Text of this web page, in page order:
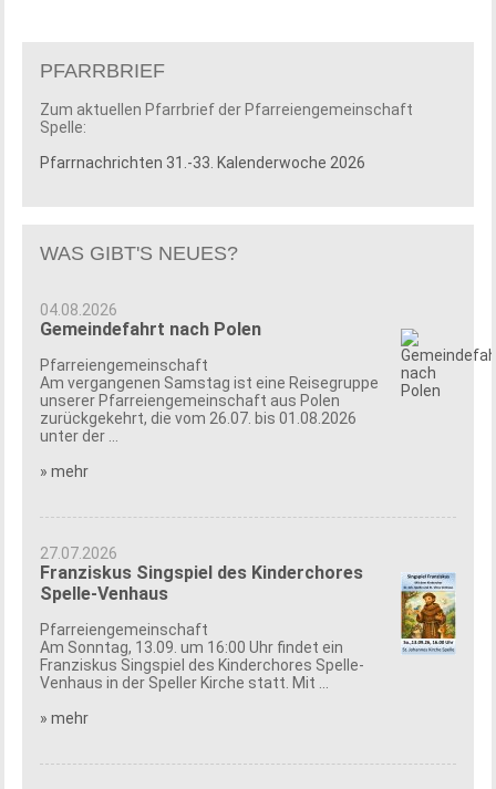
PFARRBRIEF
Zum aktuellen Pfarrbrief der Pfarreiengemeinschaft
Spelle:
Pfarrnachrichten 31.-33. Kalenderwoche 2026
WAS GIBT'S NEUES?
04.08.2026
Gemeindefahrt nach Polen
Pfarreiengemeinschaft
Am vergangenen Samstag ist eine Reisegruppe
unserer Pfarreiengemeinschaft aus Polen
zurückgekehrt, die vom 26.07. bis 01.08.2026
unter der ...
» mehr
27.07.2026
Franziskus Singspiel des Kinderchores
Spelle-Venhaus
Pfarreiengemeinschaft
Am Sonntag, 13.09. um 16:00 Uhr findet ein
Franziskus Singspiel des Kinderchores Spelle-
Venhaus in der Speller Kirche statt. Mit ...
» mehr